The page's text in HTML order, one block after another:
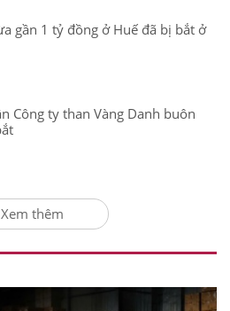
gần 1 tỷ đồng ở Huế đã bị bắt ở
Công ty than Vàng Danh buôn
Xem thêm